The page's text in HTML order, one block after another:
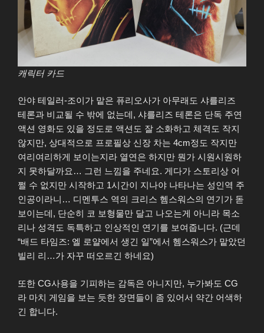
캐릭터 카드
안야 테일러-조이가 맡은 퓨리오사가 아무래도 샤를리즈
테론과 비교될 수 밖에 없는데, 샤를리즈 테론은 단독 주연
액션 영화도 있을 정도로 액션도 잘 소화하고 체격도 작지
않지만, 상대적으로 프로필상 신장 차는 4cm정도 작지만
여리여리하게 보이는지라 열연은 하지만 뭔가 시원시원하
지 못하달까요… 그런 느낌을 주네요. 게다가 스토리상 어
쩔 수 없지만 시작하고 1시간이 지나야 나타나는 성인역 주
인공이라니… 디멘투스 역의 크리스 헴스워스의 연기가 돋
보이는데, 단순히 코 보형물만 달고 나오는게 아니라 목소
리나 성격도 독특하고 인상적인 연기를 보여줍니다. (근데
“배드 타임즈: 엘 로얄에서 생긴 일”에서 헴스워스가 맡았던
빌리 리…가 자꾸 떠오르긴 하네요)
또한 CG사용을 기피하는 감독은 아니지만, 누가봐도 CG
라 마치 게임을 보는 듯한 장면들이 좀 있어서 약간 어색하
긴 합니다.